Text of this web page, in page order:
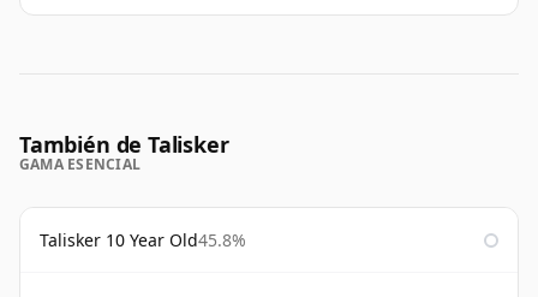
También de Talisker
GAMA ESENCIAL
Talisker 10 Year Old45.8%